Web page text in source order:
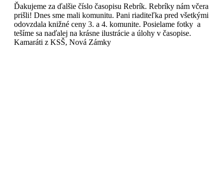
Ďakujeme za ďalšie číslo časopisu Rebrík. Rebríky nám včera
prišli! Dnes sme mali komunitu. Pani riaditeľka pred všetkými
odovzdala knižné ceny 3. a 4. komunite. Posielame fotky a
tešíme sa naďalej na krásne ilustrácie a úlohy v časopise.
Kamaráti z KSŠ, Nová Zámky